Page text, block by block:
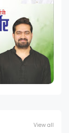
View all